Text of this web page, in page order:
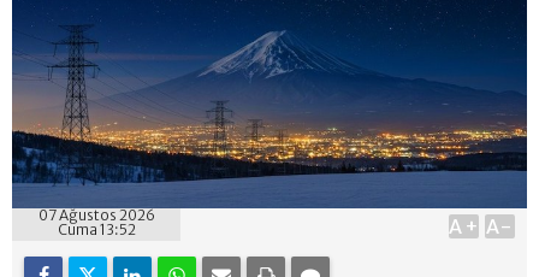
07 Ağustos 2026
Cuma 13:52
A+ A-